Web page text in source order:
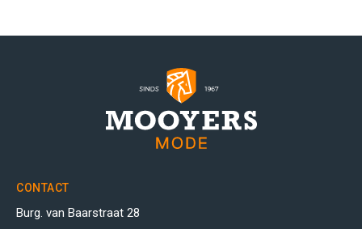
CONTACT
Burg. van Baarstraat 28